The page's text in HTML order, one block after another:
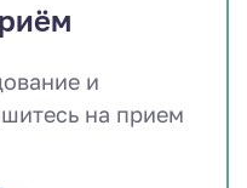
и
на прием